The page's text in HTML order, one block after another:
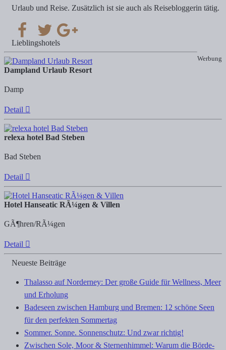
Urlaub und Reise. Zusätzlich ist sie auch als Reisebloggerin tätig.
Werbung
Lieblingshotels
Dampland Urlaub Resort
Damp
Detail
relexa hotel Bad Steben
Bad Steben
Detail
Hotel Hanseatic RÃ¼gen & Villen
GÃ¶hren/RÃ¼gen
Detail
Neueste Beiträge
Thalasso auf Norderney: Der große Guide für Wellness, Meer
und Erholung
Badeseen zwischen Hamburg und Bremen: 12 schöne Seen
für den perfekten Sommertag
Sommer. Sonne. Sonnenschutz: Und zwar richtig!
Zwischen Sole, Moor & Sternenhimmel: Warum die Börde-